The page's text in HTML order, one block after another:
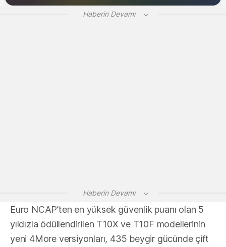
Haberin Devamı
Haberin Devamı
Euro NCAP’ten en yüksek güvenlik puanı olan 5
yıldızla ödüllendirilen T10X ve T10F modellerinin
yeni 4More versiyonları, 435 beygir gücünde çift